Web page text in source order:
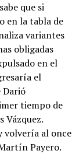
que si
en la tabla de
variantes
obligadas
en el
el
Darió
tiempo de
Vázquez.
volvería al once
Payero.